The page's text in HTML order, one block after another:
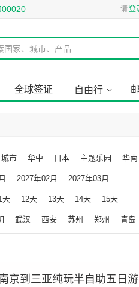
请登
国家、城市、产品
全球签证 自由行
城市 华中 日本 主题乐园 华南
美洲 东北 非洲中东
2027年02月 2027年03月
天 12天 13天 14天 15天
武汉 西安 苏州 郑州 青岛
京到三亚纯玩半自助五日